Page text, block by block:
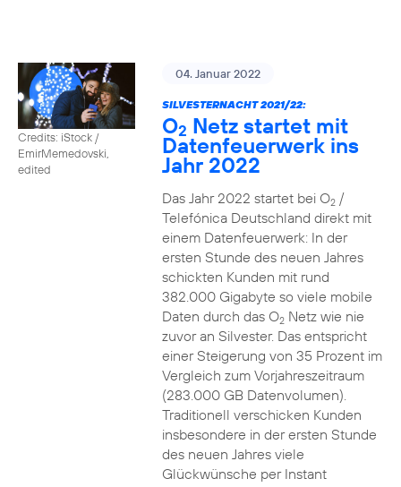
Credits: iStock /
EmirMemedovski,
edited
04. Januar 2022
SILVESTERNACHT 2021/22:
O2 Netz startet mit
Datenfeuerwerk ins
Jahr 2022
Das Jahr 2022 startet bei O2/
Telefónica Deutschland direkt mit
einem Datenfeuerwerk: In der
ersten Stunde des neuen Jahres
schickten Kunden mit rund
382.000 Gigabyte so viele mobile
Daten durch das O2Netz wie nie
zuvor an Silvester. Das entspricht
einer Steigerung von 35 Prozent im
Vergleich zum Vorjahreszeitraum
(283.000 GB Datenvolumen).
Traditionell verschicken Kunden
insbesondere in der ersten Stunde
des neuen Jahres viele
Glückwünsche per Instant